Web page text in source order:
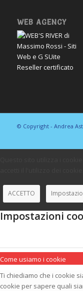
WEB AGENCY
© Copyright - Andrea
ACCETTO
Impostazioni
Come usiamo i cookie
Ti chiediamo che i cookie
cookie per sapere quali